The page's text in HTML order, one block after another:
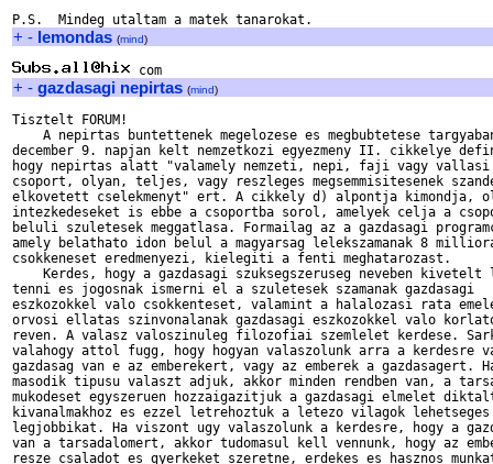
+ - lemondas (mind)
+ - gazdasagi nepirtas (mind)
Tisztelt FORUM!
A nepirtas buntettenek megelozese es megbubtetese
december 9. napjan kelt nemzetkozi egyezmeny II. cikkelye
hogy nepirtas alatt "valamely nemzeti, nepi, faji vagy vallasi
csoport, olyan, teljes, vagy reszleges megsemmisitesenek
elkovetett cselekmenyt" ert. A cikkely d) alpontja kimondja,
intezkedeseket is ebbe a csoportba sorol, amelyek celja a
beluli szuletesek meggatlasa. Formailag az a gazdasagi
amely belathato idon belul a magyarsag lelekszamanak 8
csokkeneset eredmenyezi, kielegiti a fenti meghatarozast.
Kerdes, hogy a gazdasagi szuksegszeruseg neveben kivetelt
tenni es jogosnak ismerni el a szuletesek szamanak gazdasagi
eszkozokkel valo csokkenteset, valamint a halalozasi rata
orvosi ellatas szinvonalanak gazdasagi eszkozokkel valo
reven. A valasz valoszinuleg filozofiai szemlelet kerdese.
valahogy attol fugg, hogy hogyan valaszolunk arra a kerdesre
gazdasag van e az emberekert, vagy az emberek a gazdasagert.
masodik tipusu valaszt adjuk, akkor minden rendben van, a
mukodeset egyszeruen hozzaigazitjuk a gazdasagi elmelet
kivanalmakhoz es ezzel letrehoztuk a letezo vilagok lehetseges
legjobbikat. Ha viszont ugy valaszolunk a kerdesre, hogy a
van a tarsadalomert, akkor tudomasul kell vennunk, hogy az
resze csaladot es gyerkeket szeretne, erdekes es hasznos